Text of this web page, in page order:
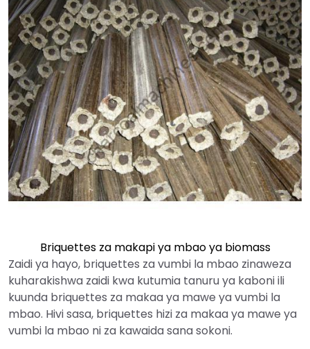
Briquettes za makapi ya mbao ya biomass
Zaidi ya hayo, briquettes za vumbi la mbao zinaweza
kuharakishwa zaidi kwa kutumia tanuru ya kaboni ili
kuunda briquettes za makaa ya mawe ya vumbi la
mbao. Hivi sasa, briquettes hizi za makaa ya mawe ya
vumbi la mbao ni za kawaida sana sokoni.